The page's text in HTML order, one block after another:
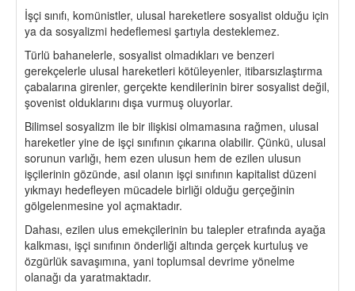
İşçi sınıfı, komünistler, ulusal hareketlere sosyalist olduğu için
ya da sosyalizmi hedeflemesi şartıyla desteklemez.
Türlü bahanelerle, sosyalist olmadıkları ve benzeri
gerekçelerle ulusal hareketleri kötüleyenler, itibarsızlaştırma
çabalarına girenler, gerçekte kendilerinin birer sosyalist değil,
şovenist olduklarını dışa vurmuş oluyorlar.
Bilimsel sosyalizm ile bir ilişkisi olmamasına rağmen, ulusal
hareketler yine de işçi sınıfının çıkarına olabilir. Çünkü, ulusal
sorunun varlığı, hem ezen ulusun hem de ezilen ulusun
işçilerinin gözünde, asıl olanın işçi sınıfının kapitalist düzeni
yıkmayı hedefleyen mücadele birliği olduğu gerçeğinin
gölgelenmesine yol açmaktadır.
Dahası, ezilen ulus emekçilerinin bu talepler etrafında ayağa
kalkması, işçi sınıfının önderliği altında gerçek kurtuluş ve
özgürlük savaşımına, yani toplumsal devrime yönelme
olanağı da yaratmaktadır.